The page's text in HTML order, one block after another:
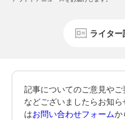
ライタ
記事についてのご意見や
などございましたらお知
はお問い合わせフォームか